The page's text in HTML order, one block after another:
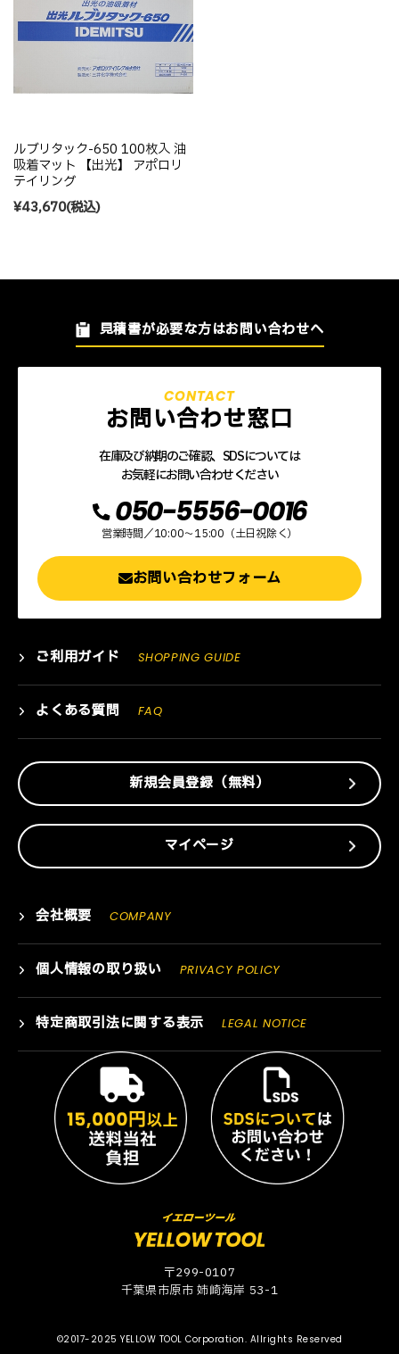
ルブリタック-650 100枚入 油
吸着マット 【出光】 アポロリ
テイリング
¥43,670(税込)
見積書が必要な方はお問い合わせへ
お問い合わせ窓口
在庫及び納期のご確認、SDSについては
お気軽にお問い合わせください
050-5556-0016
営業時間／10:00～15:00（土日祝除く）
お問い合わせフォーム
ご利用ガイド SHOPPING GUIDE
よくある質問 FAQ
新規会員登録（無料）
マイページ
会社概要 COMPANY
個人情報の取り扱い PRIVACY POLICY
特定商取引法に関する表示 LEGAL NOTICE
〒299-0107
千葉県市原市 姉崎海岸 53-1
©2017-2025 YELLOW TOOL Corporation. Allrights Reserved